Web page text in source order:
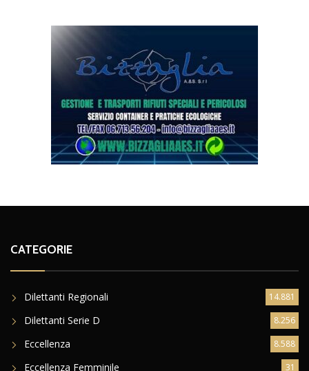
CATEGORIE
Dilettanti Regionali 14.881
Dilettanti Serie D 8.256
Eccellenza 8.588
Eccellenza Femminile 31